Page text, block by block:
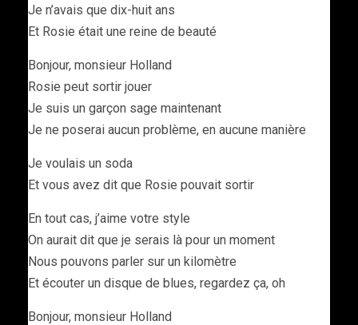
Je n’avais que dix-huit ans
Et Rosie était une reine de beauté
Bonjour, monsieur Holland
Rosie peut sortir jouer
Je suis un garçon sage maintenant
Je ne poserai aucun problème, en aucune manière
Je voulais un soda
Et vous avez dit que Rosie pouvait sortir
En tout cas, j’aime votre style
On aurait dit que je serais là pour un moment
Nous pouvons parler sur un kilomètre
Et écouter un disque de blues, regardez ça, oh
Bonjour, monsieur Holland